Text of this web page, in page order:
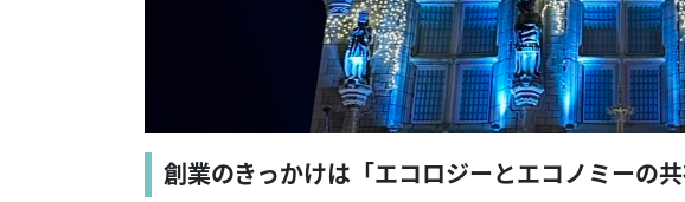
創業のきっかけは「エコロジーとエコノミーの共